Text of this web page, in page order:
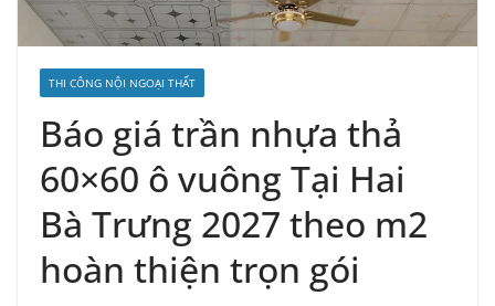
THI CÔNG NỘI NGOẠI THẤT
Báo giá trần nhựa thả
60×60 ô vuông Tại Hai
Bà Trưng 2027 theo m2
hoàn thiện trọn gói